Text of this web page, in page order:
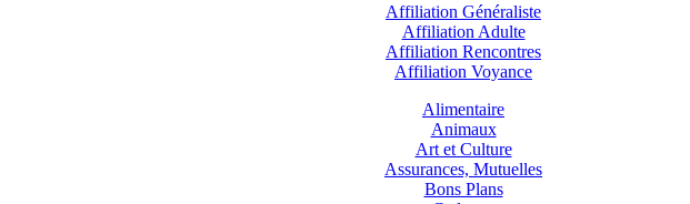
Affiliation Généraliste
Affiliation Adulte
Affiliation Rencontres
Affiliation Voyance
Alimentaire
Animaux
Art et Culture
Assurances, Mutuelles
Bons Plans